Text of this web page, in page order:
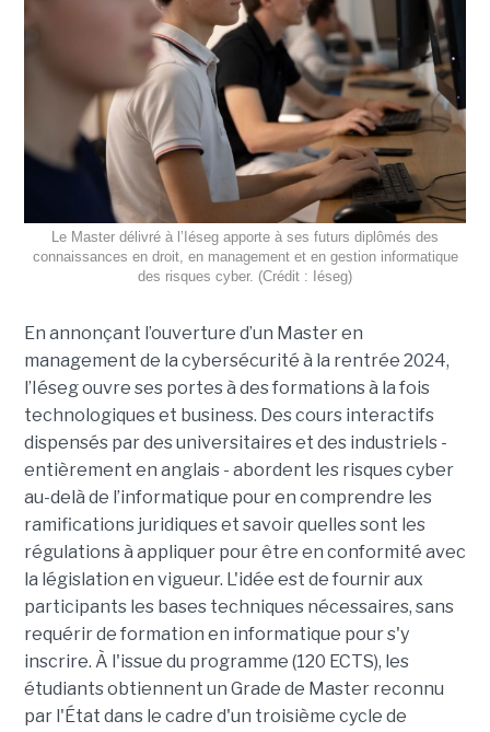
Le Master délivré à l’Iéseg apporte à ses futurs diplômés des
connaissances en droit, en management et en gestion informatique
des risques cyber. (Crédit : Iéseg)
En annonçant l’ouverture d’un Master en
management de la cybersécurité à la rentrée 2024,
l’Iéseg ouvre ses portes à des formations à la fois
technologiques et business. Des cours interactifs
dispensés par des universitaires et des industriels -
entièrement en anglais - abordent les risques cyber
au-delà de l’informatique pour en comprendre les
ramifications juridiques et savoir quelles sont les
régulations à appliquer pour être en conformité avec
la législation en vigueur. L'idée est de fournir aux
participants les bases techniques nécessaires, sans
requérir de formation en informatique pour s'y
inscrire. À l'issue du programme (120 ECTS), les
étudiants obtiennent un Grade de Master reconnu
par l'État dans le cadre d'un troisième cycle de